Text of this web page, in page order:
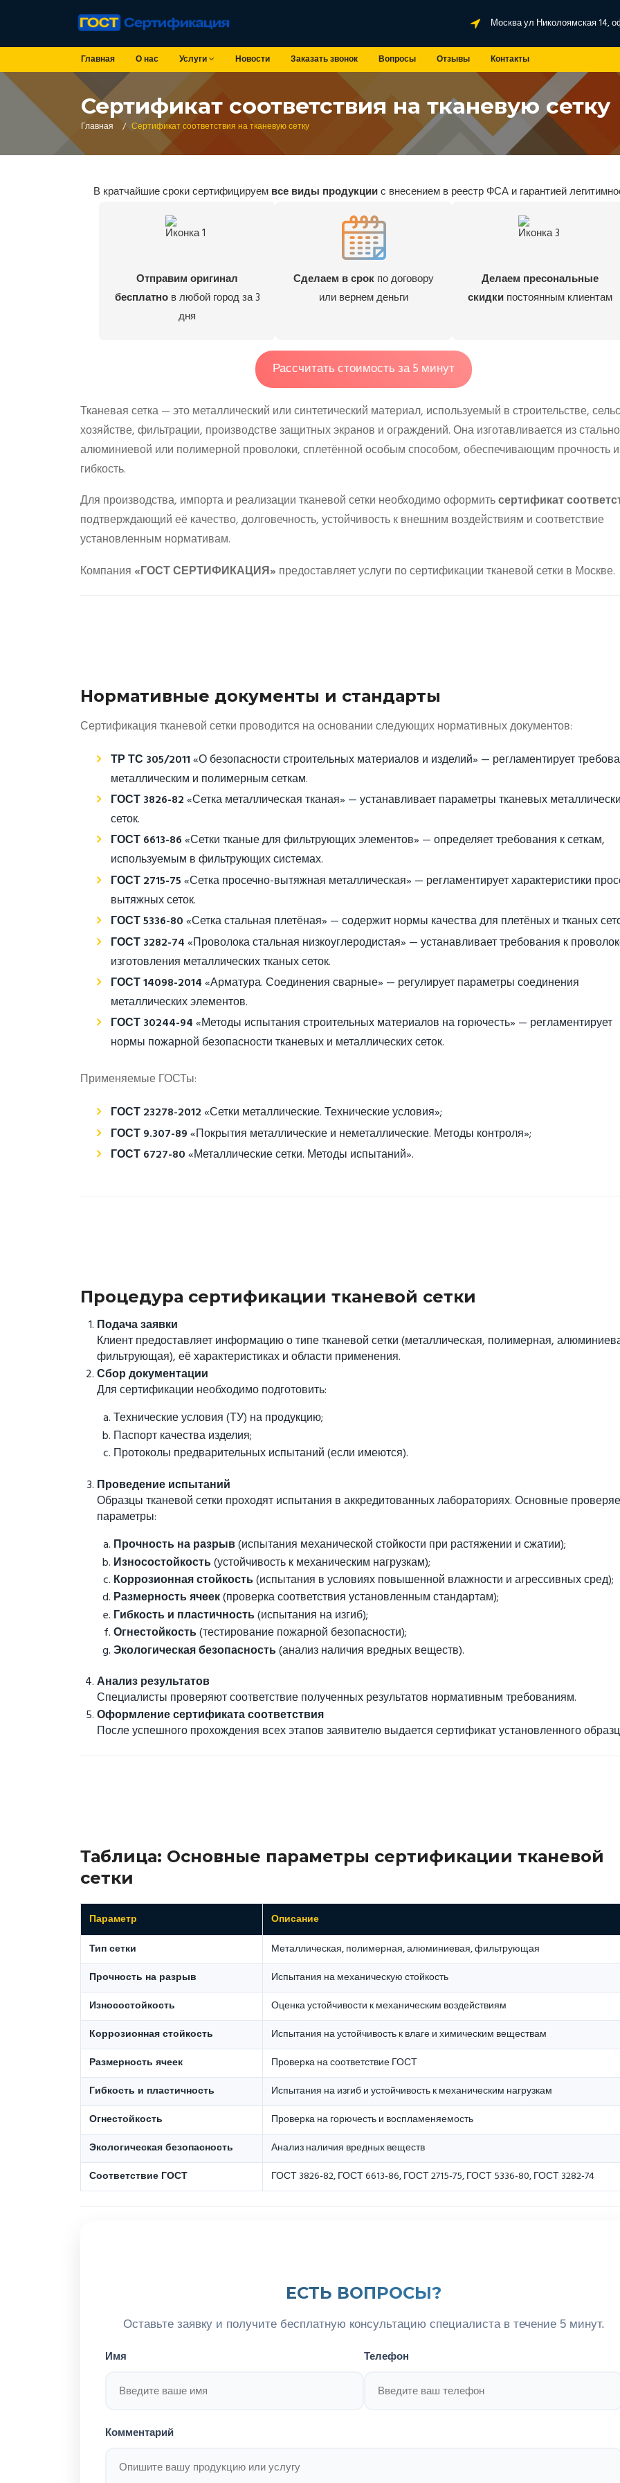
Москва ул Николоямская 14,
Главная О нас Услуги Новости Заказать звонок Вопросы Отзывы Контакты
Сертификат соответствия на тканевую сетку
Главная / Сертификат соответствия на тканевую сетку
В кратчайшие сроки сертифицируем все виды продукциис внесением в реестр ФСА и гарантией
Отправим оригинал
бесплатнов любой город за 3
дня
Сделаем в срок по договору
или вернем деньги
Делаем пресональные
скидки постоянным клиентам
Рассчитать стоимость за 5 минут
Тканевая сетка — это металлический или синтетический материал, используемый в строительстве,
хозяйстве, фильтрации, производстве защитных экранов и ограждений. Она изготавливается из
алюминиевой или полимерной проволоки, сплетённой особым способом, обеспечивающим прочность и
гибкость.
Для производства, импорта и реализации тканевой сетки необходимо оформитьсертификат
подтверждающий её качество, долговечность, устойчивость к внешним воздействиям и соответствие
установленным нормативам.
Компания«ГОСТ СЕРТИФИКАЦИЯ» предоставляет услуги по сертификации тканевой сетки в Москве.
Нормативные документы и стандарты
Сертификация тканевой сетки проводится на основании следующих нормативных документов:
ТР ТС 305/2011«О безопасности строительных материалов и изделий» — регламентирует
металлическим и полимерным сеткам.
ГОСТ 3826-82«Сетка металлическая тканая» — устанавливает параметры тканевых
сеток.
ГОСТ 6613-86«Сетки тканые для фильтрующих элементов» — определяет требования к сеткам,
используемым в фильтрующих системах.
ГОСТ 2715-75«Сетка просечно-вытяжная металлическая» — регламентирует характеристики
вытяжных сеток.
ГОСТ 5336-80«Сетка стальная плетёная» — содержит нормы качества для плетёных и тканых
ГОСТ 3282-74«Проволока стальная низкоуглеродистая» — устанавливает требования к
изготовления металлических тканых сеток.
ГОСТ 14098-2014«Арматура. Соединения сварные» — регулирует параметры соединения
металлических элементов.
ГОСТ 30244-94«Методы испытания строительных материалов на горючесть» — регламентирует
нормы пожарной безопасности тканевых и металлических сеток.
Применяемые ГОСТы:
ГОСТ 23278-2012«Сетки металлические. Технические условия»;
ГОСТ 9.307-89«Покрытия металлические и неметаллические. Методы контроля»;
ГОСТ 6727-80«Металлические сетки. Методы испытаний».
Процедура сертификации тканевой сетки
Подача заявки
Клиент предоставляет информацию о типе тканевой сетки (металлическая, полимерная,
фильтрующая), её характеристиках и области применения.
Сбор документации
Для сертификации необходимо подготовить:
Технические условия (ТУ) на продукцию;
Паспорт качества изделия;
Протоколы предварительных испытаний (если имеются).
Проведение испытаний
Образцы тканевой сетки проходят испытания в аккредитованных лабораториях. Основные
параметры:
Прочность на разрыв(испытания механической стойкости при растяжении и сжатии);
Износостойкость(устойчивость к механическим нагрузкам);
Коррозионная стойкость(испытания в условиях повышенной влажности и агрессивных сред);
Размерность ячеек(проверка соответствия установленным стандартам);
Гибкость и пластичность(испытания на изгиб);
Огнестойкость(тестирование пожарной безопасности);
Экологическая безопасность(анализ наличия вредных веществ).
Анализ результатов
Специалисты проверяют соответствие полученных результатов нормативным требованиям.
Оформление сертификата соответствия
После успешного прохождения всех этапов заявителю выдается сертификат установленного
Таблица: Основные параметры сертификации тканевой
сетки
Параметр
Описание
Тип сетки
Металлическая, полимерная, алюминиевая, фильтрующая
Прочность на разрыв
Испытания на механическую стойкость
Износостойкость
Оценка устойчивости к механическим воздействиям
Коррозионная стойкость
Испытания на устойчивость к влаге и химическим веществам
Размерность ячеек
Проверка на соответствие ГОСТ
Гибкость и пластичность
Испытания на изгиб и устойчивость к механическим нагрузкам
Огнестойкость
Проверка на горючесть и воспламеняемость
Экологическая безопасность
Анализ наличия вредных веществ
Соответствие ГОСТ
ГОСТ 3826-82, ГОСТ 6613-86, ГОСТ 2715-75, ГОСТ 5336-80, ГОСТ 3282-74
ЕСТЬ ВОПРОСЫ?
Оставьте заявку и получите бесплатную консультацию специалиста в течение 5 минут.
Имя Телефон
Комментарий